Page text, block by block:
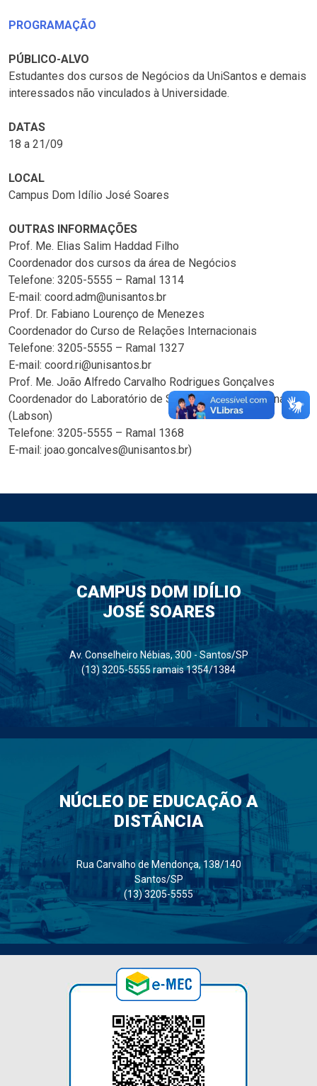
PROGRAMAÇÃO
PÚBLICO-ALVO
Estudantes dos cursos de Negócios da UniSantos e demais
interessados não vinculados à Universidade.
DATAS
18 a 21/09
LOCAL
Campus Dom Idílio José Soares
OUTRAS INFORMAÇÕES
Prof. Me. Elias Salim Haddad Filho
Coordenador dos cursos da área de Negócios
Telefone: 3205-5555 – Ramal 1314
E-mail: coord.adm@unisantos.br
Prof. Dr. Fabiano Lourenço de Menezes
Coordenador do Curso de Relações Internacionais
Telefone: 3205-5555 – Ramal 1327
E-mail: coord.ri@unisantos.br
Prof. Me. João Alfredo Carvalho Rodrigues Gonçalves
Coordenador do Laboratório de Soluções Organizacionais
(Labson)
Telefone: 3205-5555 – Ramal 1368
E-mail: joao.goncalves@unisantos.br)
CAMPUS DOM IDÍLIO
JOSÉ SOARES
Av. Conselheiro Nébias, 300 - Santos/SP
(13) 3205-5555 ramais 1354/1384
NÚCLEO DE EDUCAÇÃO A
DISTÂNCIA
Rua Carvalho de Mendonça, 138/140
Santos/SP
(13) 3205-5555